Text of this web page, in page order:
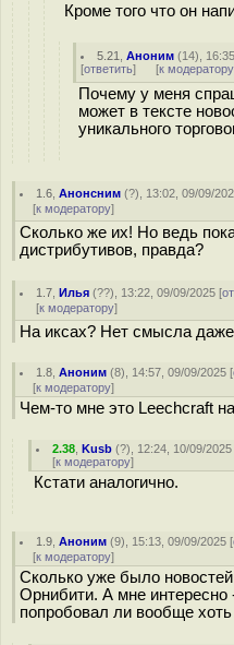
Кроме того что он
5.21 ,Аноним (14),
[ответить] [к модератору
Почему у меня
может в тексте
уникального
1.6 ,Анонсним (?), 13:02, 09/09/
[к модератору]
Сколько же их! Но ведь
дистрибутивов, правда?
1.7 ,Илья (??), 13:22, 09/09/2025 [
[к модератору]
На иксах? Нет смысла
1.8 ,Аноним (8), 14:57, 09/09/2025 [
[к модератору]
Чем-то мне это Leechcraft
2.38 ,Kusb (?), 12:24, 10/09/2025
[к модератору]
Кстати аналогично.
1.9 ,Аноним (9), 15:13, 09/09/2025 [
[к модератору]
Сколько уже было
Орнибити. А мне интересно
попробовал ли вообще хоть